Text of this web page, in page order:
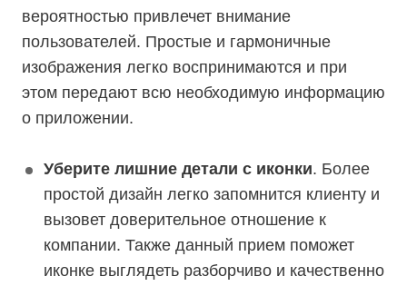
вероятностью привлечет внимание
пользователей. Простые и гармоничные
изображения легко воспринимаются и при
этом передают всю необходимую информацию
о приложении.
Уберите лишние детали с иконки. Более
простой дизайн легко запомнится клиенту и
вызовет доверительное отношение к
компании. Также данный прием поможет
иконке выглядеть разборчиво и качественно